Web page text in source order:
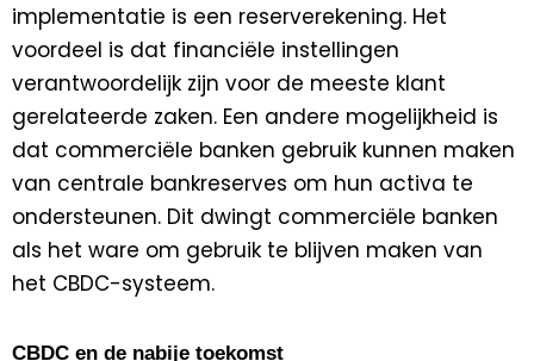
implementatie is een reserverekening. Het
voordeel is dat financiële instellingen
verantwoordelijk zijn voor de meeste klant
gerelateerde zaken. Een andere mogelijkheid is
dat commerciële banken gebruik kunnen maken
van centrale bankreserves om hun activa te
ondersteunen. Dit dwingt commerciële banken
als het ware om gebruik te blijven maken van
het CBDC-systeem.
CBDC en de nabije toekomst